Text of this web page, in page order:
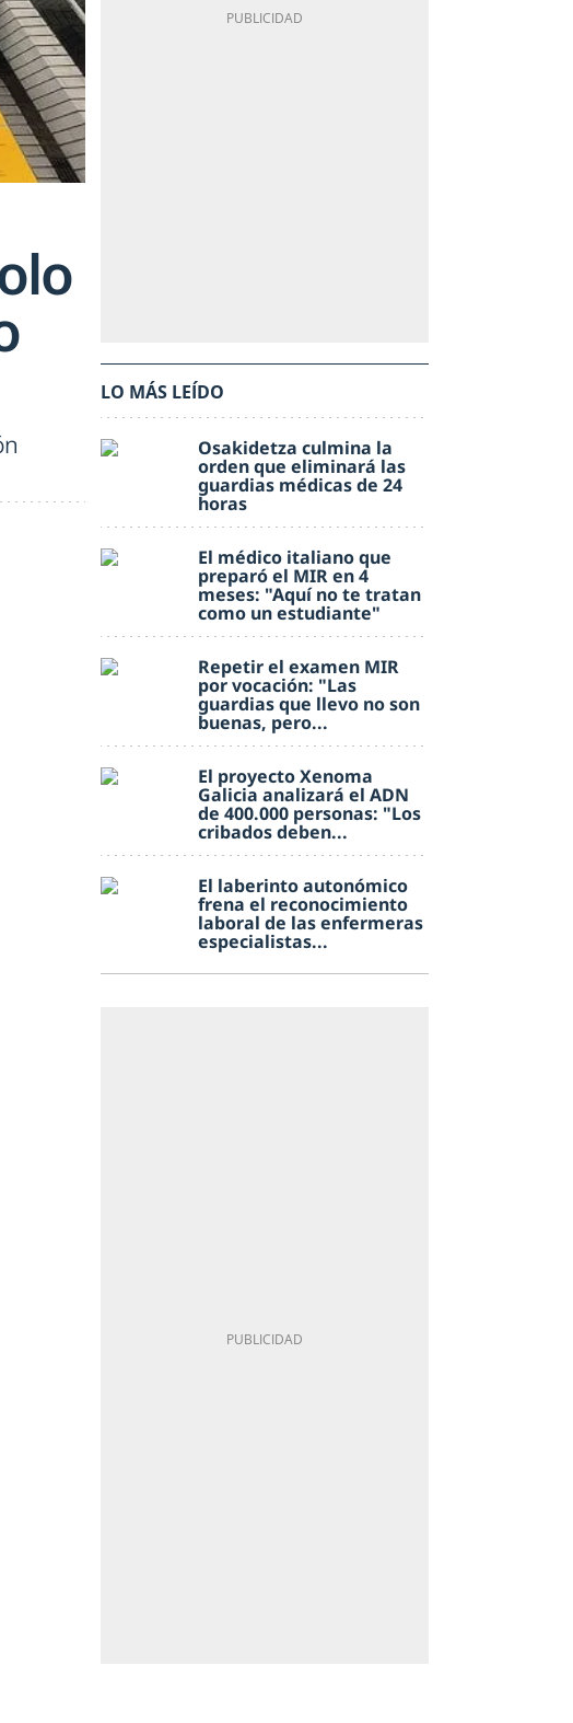
LO MÁS LEÍDO
Osakidetza culmina la
orden que eliminará las
guardias médicas de 24
horas
El médico italiano que
preparó el MIR en 4
meses: "Aquí no te tratan
como un estudiante"
Repetir el examen MIR
por vocación: "Las
guardias que llevo no son
buenas, pero...
El proyecto Xenoma
Galicia analizará el ADN
de 400.000 personas: "Los
cribados deben...
El laberinto autonómico
frena el reconocimiento
laboral de las enfermeras
especialistas...